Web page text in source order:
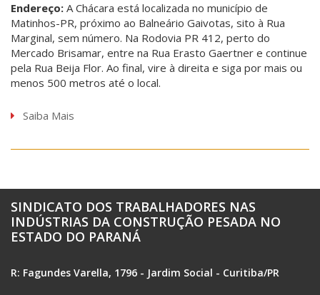
Endereço: A Chácara está localizada no município de
Matinhos-PR, próximo ao Balneário Gaivotas, sito à Rua
Marginal, sem número. Na Rodovia PR 412, perto do
Mercado Brisamar, entre na Rua Erasto Gaertner e continue
pela Rua Beija Flor. Ao final, vire à direita e siga por mais ou
menos 500 metros até o local.
Saiba Mais
SINDICATO DOS TRABALHADORES NAS
INDÚSTRIAS DA CONSTRUÇÃO PESADA NO
ESTADO DO PARANÁ
R: Fagundes Varella, 1796 - Jardim Social - Curitiba/PR